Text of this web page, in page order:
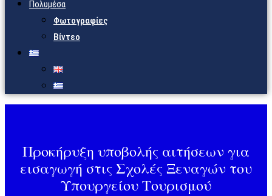
Πολυμέσα
Φωτογραφίες
Βίντεο
Προκήρυξη υποβολής αιτήσεων για
εισαγωγή στις Σχολές Ξεναγών του
Υπουργείου Τουρισμού